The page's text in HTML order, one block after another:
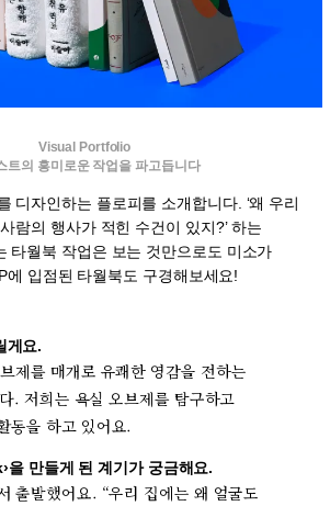
Visual Portfolio
트의 흥미로운 작업을 파고듭니다
디자인하는 플로피를 소개합니다. ‘왜 우리
람의 행사가 적힌 수건이 있지?’ 하는
타월북 작업은 보는 것만으로도 미소가
에 입점된 타월북도 구경해보세요!
게요.
제를 매개로 유쾌한 영감을 전하는
. 저희는 욕실 오브제를 탐구하고
동을 하고 있어요.
을 만들게 된 계기가 궁금해요.
출발했어요. “우리 집에는 왜 얼굴도